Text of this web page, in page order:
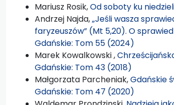
Mariusz Rosik,Od soboty ku
Andrzej Najda,„Jeśli wasza
faryzeuszów” (Mt 5,20). O
Gdańskie: Tom 55 (2024)
Marek Kowalkowski ,
Gdańskie: Tom 43 (2018)
Małgorzata Parcheniak,Gdańskie
Gdańskie: Tom 47 (2020)